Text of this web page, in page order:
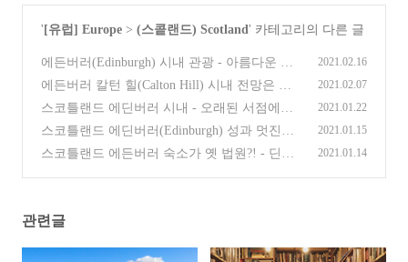
' [유럽] Europe > (스콭랜드) Scotland' 카테고리의 다른 글
에든버러(Edinburgh) 시내 관광 - 아름다운 올
드 타운과 멋진 세인트 자일스 대성당(St. Gil
es' Cathedral)
(0)
2021.02.16
에든버러 칼턴 힐(Calton Hill) 시내 전망은 정
말 최고.. 스코틀랜드 자유여행
(0)
2021.02.07
스코틀랜드 에딘버러 시내 - 오래된 서점에서
발견한 유물급 책들..
(0)
2021.01.22
스코틀랜드 에딘버러(Edinburgh) 성과 멋진
시내 전망 - 스코틀랜드 자유여행
(0)
2021.01.15
스코틀랜드 에든버러 숙소가 옛 법원?! - 딘
2021.01.14
관련글